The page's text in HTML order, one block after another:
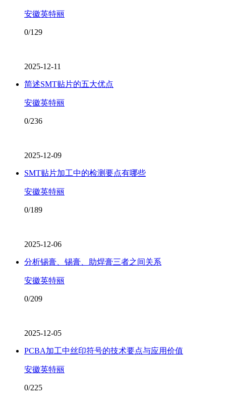
安徽英特丽
0/129
2025-12-11
简述SMT贴片的五大优点
安徽英特丽
0/236
2025-12-09
SMT贴片加工中的检测要点有哪些
安徽英特丽
0/189
2025-12-06
分析锡膏、锡膏、助焊膏三者之间关系
安徽英特丽
0/209
2025-12-05
PCBA加工中丝印符号的技术要点与应用价值
安徽英特丽
0/225